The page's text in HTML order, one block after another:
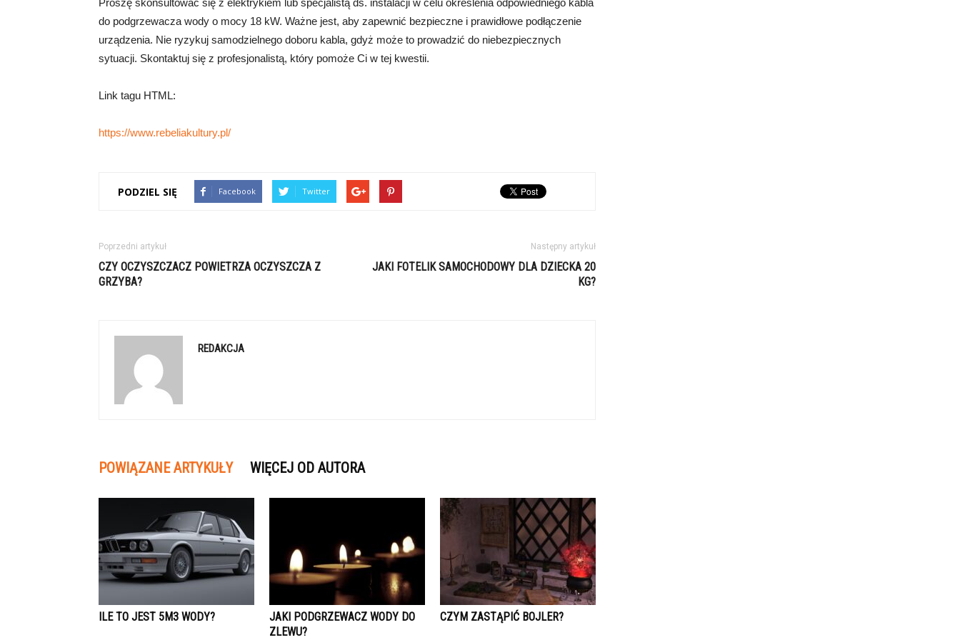
Proszę skonsultować się z elektrykiem lub specjalistą ds. instalacji w celu określenia odpowiedniego kabla
do podgrzewacza wody o mocy 18 kW. Ważne jest, aby zapewnić bezpieczne i prawidłowe podłączenie
urządzenia. Nie ryzykuj samodzielnego doboru kabla, gdyż może to prowadzić do niebezpiecznych
sytuacji. Skontaktuj się z profesjonalistą, który pomoże Ci w tej kwestii.
Link tagu HTML:
https://www.rebeliakultury.pl/
PODZIEL SIĘ Facebook Twitter
Poprzedni artykuł
CZY OCZYSZCZACZ POWIETRZA OCZYSZCZA Z
GRZYBA?
Następny artykuł
JAKI FOTELIK SAMOCHODOWY DLA DZIECKA 20
KG?
REDAKCJA
POWIĄZANE ARTYKUŁY WIĘCEJ OD AUTORA
ILE TO JEST 5M3 WODY?
JAKI PODGRZEWACZ WODY DO
ZLEWU?
CZYM ZASTĄPIĆ BOJLER?